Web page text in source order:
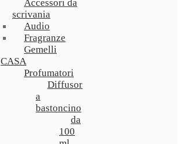
Accessori da
scrivania
Audio
Fragranze
Gemelli
CASA
Profumatori
Diffusori
a
bastoncino
da
100